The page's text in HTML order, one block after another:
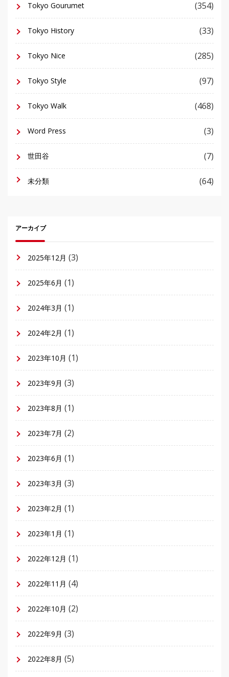
Tokyo Gourumet (354)
Tokyo History (33)
Tokyo Nice (285)
Tokyo Style (97)
Tokyo Walk (468)
Word Press (3)
世田谷 (7)
未分類 (64)
アーカイブ
2025年12月 (3)
2025年6月 (1)
2024年3月 (1)
2024年2月 (1)
2023年10月 (1)
2023年9月 (3)
2023年8月 (1)
2023年7月 (2)
2023年6月 (1)
2023年3月 (3)
2023年2月 (1)
2023年1月 (1)
2022年12月 (1)
2022年11月 (4)
2022年10月 (2)
2022年9月 (3)
2022年8月 (5)